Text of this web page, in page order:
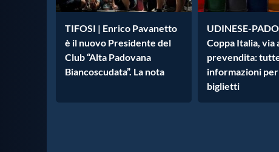
TIFOSI | Enrico Pavanetto
è il nuovo Presidente del
Club “Alta Padovana
Biancoscudata”. La nota
UDINESE-
Coppa Italia, via
prevendita:
informazioni
biglietti